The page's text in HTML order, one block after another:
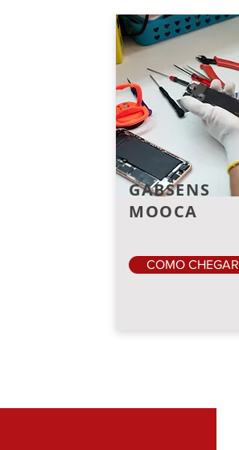
GABSENS
MOOCA
COMO CHEGAR